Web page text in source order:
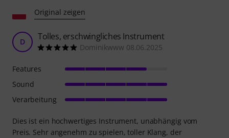
Original zeigen
D Tolles, erschwingliches Instrument
Dominikwww 08.06.2025
Dies ist ein hochwertiges Instrument, unabhängig vom
Preis. Sehr angenehm zu spielen, toller Klang, der
Features
Sound
Verarbeitung